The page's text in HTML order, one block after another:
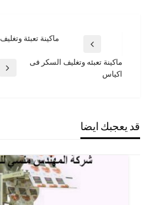
المقالات
المقالة
السابقة
ماكينة تعبئة
المقالة
ماكينة تعبئه وتغليف السكر فى
اكياس
قد يعجبك ايضا